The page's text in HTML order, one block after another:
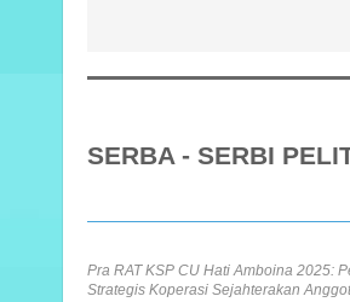
SERBA - SERBI
Pra RAT KSP CU Hati Amboina 2025:
Strategis Koperasi Sejahterakan